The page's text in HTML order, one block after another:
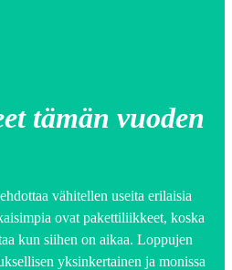
tämän vuoden
vähitellen useita erilaisia
ovat pakettiliikkeet, koska
kun siihen on aikaa. Loppujen
yksinkertainen ja monissa